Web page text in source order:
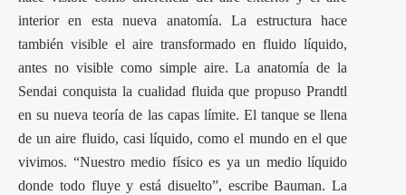
interior en esta nueva anatomía. La estructura hace
también visible el aire transformado en fluido líquido,
antes no visible como simple aire. La anatomía de la
Sendai conquista la cualidad fluida que propuso Prandtl
en su nueva teoría de las capas límite. El tanque se llena
de un aire fluido, casi líquido, como el mundo en el que
vivimos. “Nuestro medio físico es ya un medio líquido
donde todo fluye y está disuelto”, escribe Bauman. La